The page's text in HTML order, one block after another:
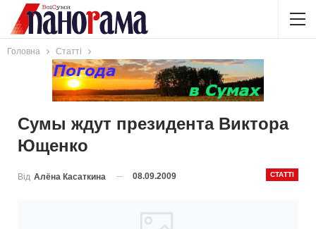
Головна Статті
Сумы ждут президента Виктора
Ющенко
СТАТТІ
Від Алёна Касаткина 08.09.2009